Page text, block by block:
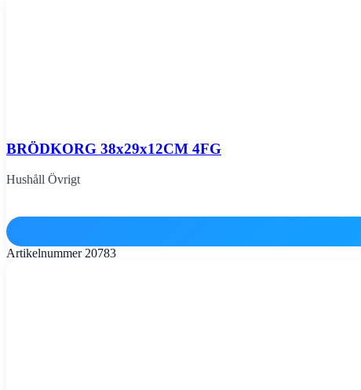
BRÖDKORG 38x29x12CM 4FG
Hushåll Övrigt
Artikelnummer 20783